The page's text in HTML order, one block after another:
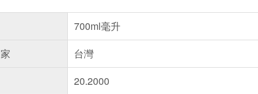
700ml毫升
台灣
20.2000